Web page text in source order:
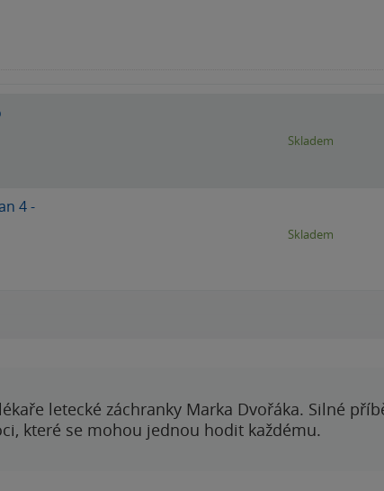
Skladem
4 -
Skladem
letecké záchranky Marka Dvořáka. Silné
které se mohou jednou hodit každému.